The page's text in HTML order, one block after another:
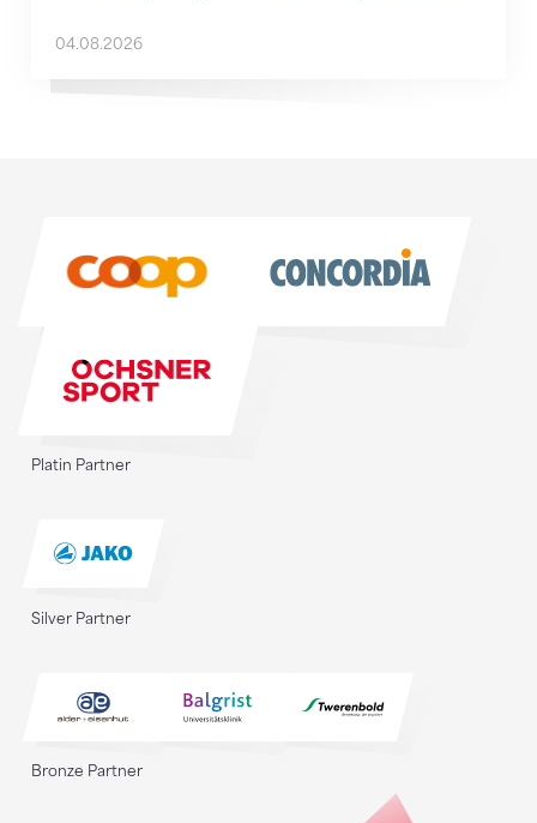
04.08.2026
Platin Partner
Silver Partner
Bronze Partner